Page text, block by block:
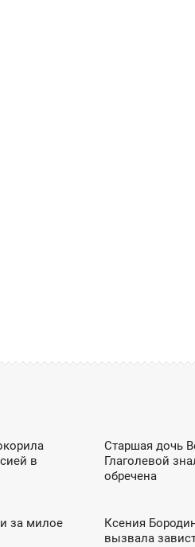
в
Старшая дочь
Глаголевой
обречена
за милое
Ксения
вызвала